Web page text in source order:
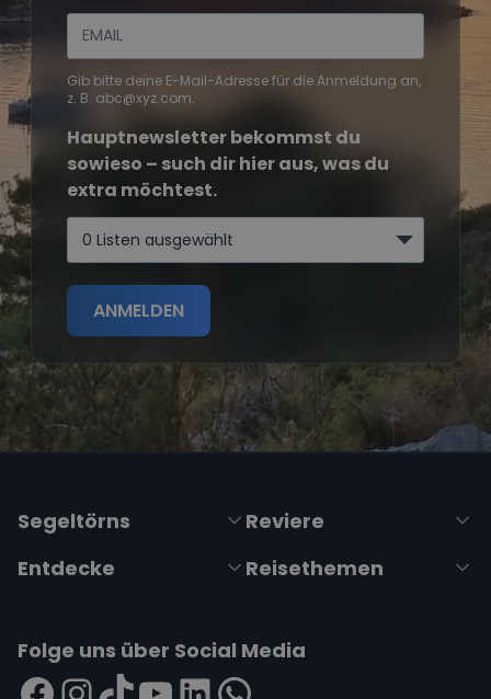
Gib bitte deine E-Mail-Adresse für die Anmeldung an,
z. B. abc@xyz.com.
Hauptnewsletter bekommst du
sowieso – such dir hier aus, was du
extra möchtest.
0 Listen ausgewählt
ANMELDEN
Segeltörns
Reviere
Entdecke
Reisethemen
Folge uns über Social Media